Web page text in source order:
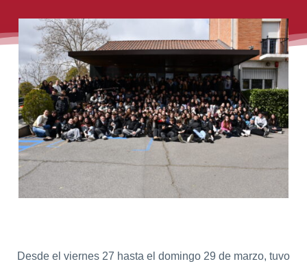
Desde el viernes 27 hasta el domingo 29 de marzo, tuvo